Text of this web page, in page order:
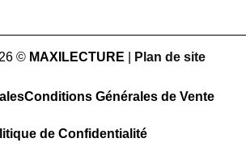
© MAXILECTURE Plan de site
Conditions Générales de Vente
de Confidentialité